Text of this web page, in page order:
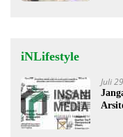
iNLifestyle
Juli